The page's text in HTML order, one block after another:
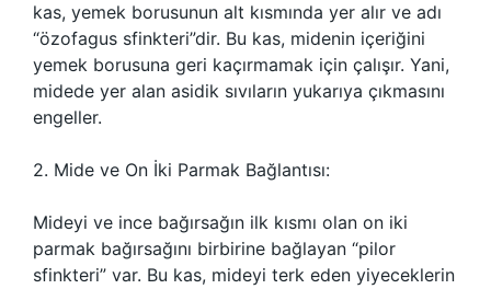
kas, yemek borusunun alt kısmında yer alır ve adı
“özofagus sfinkteri”dir. Bu kas, midenin içeriğini
yemek borusuna geri kaçırmamak için çalışır. Yani,
midede yer alan asidik sıvıların yukarıya çıkmasını
engeller.
2. Mide ve On İki Parmak Bağlantısı:
Mideyi ve ince bağırsağın ilk kısmı olan on iki
parmak bağırsağını birbirine bağlayan “pilor
sfinkteri” var. Bu kas, mideyi terk eden yiyeceklerin